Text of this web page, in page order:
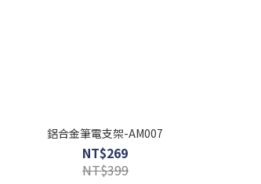
鋁合金筆電支架-AM007
NT$269
NT$399